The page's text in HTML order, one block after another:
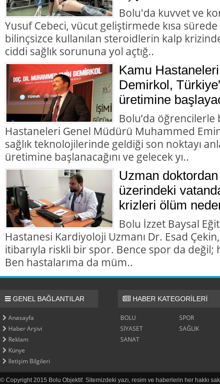
Bolu'da kuvvet ve
Yusuf Cebeci, vücut geliştirmede kısa
bilinçsizce kullanılan steroidlerin kalp
ciddi sağlık sorununa yol açtığ..
Kamu
Demirkol,
üretimine
Bolu’da
Hastaneleri Genel Müdürü Muhammed
sağlık teknolojilerinde geldiği son noktayı
üretimine başlanacağını ve gelecek yı..
Uzman doktordan
üzerindeki
krizleri ölüm
Bolu İzzet Baysal
Hastanesi Kardiyoloji Uzmanı Dr. Esad
itibarıyla riskli bir spor. Bence spor da değil;
Ben hastalarıma da müm..
GENEL BAĞLANTILAR
Anasayfa
Haber Arşivi
Reklam
Künye
İletişim Bilgileri
HABER KATEGORİLERİ
BOLU
SPOR
SİYASET
SAĞLIK
SANAT
© Copyright 2015 Bolu Objektif. Sitemizdeki yazı, resim ve haberlerin her hakkı